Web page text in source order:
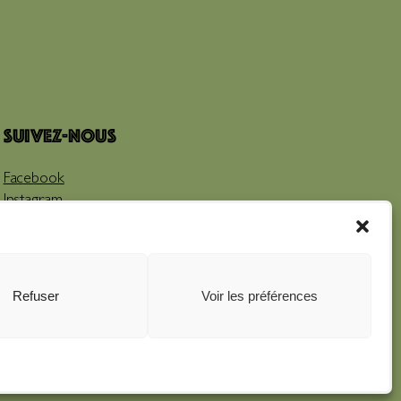
Refuser Voir les préférences
Suivez-nous
Facebook
Instagram